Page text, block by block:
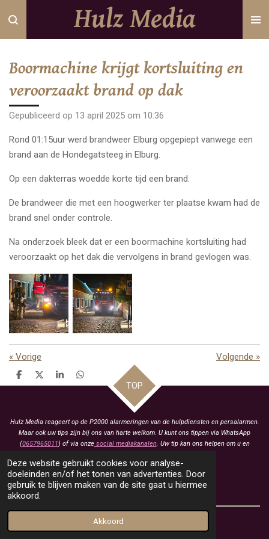
Deze website gebruikt cookies voor analyse-
doeleinden en/of het tonen van advertenties. Door
gebruik te blijven maken van de site gaat u hiermee
akkoord.
Akkoord
Ga
direct
hoofdinhoud
Hulz Media
Boormachine krijgt kortsluiting en
veroorzaakt brand op dak
Gepubliceerd op 13 april 2025 om 10:36
Rond 01:15uur werd brandweer Elburg opgepiept vanwege een
brand aan de Hondegatsteeg in Elburg.
Op een dakterras woedde korte tijd een brand.
De brandweer die met een hoogwerker ter plaatse kwam had de
brand snel onder controle.
Na onderzoek bleek dat er een boormachine kortsluiting had
veroorzaakt op het dak die vervolgens in brand gevlogen was.
« Vorige Volgende »
D
e
D
e
S
h
D
e
TOP
Hulz Media reageert op de P2000 alarmeringen van de hulpdiensten en persalarmen.
Maar ook uw tips zijn bij ons van harte welkom. U kunt ons tippen via WhatsApp
(0657965011) of via onzesocial mediakanalen. Uw tip kan ons helpen om u en
KVK: 93463413
BTW: NL005021657B79